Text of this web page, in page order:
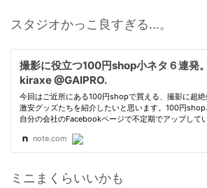
スタジオかっこ良すぎる…。
ミニまくらいいかも